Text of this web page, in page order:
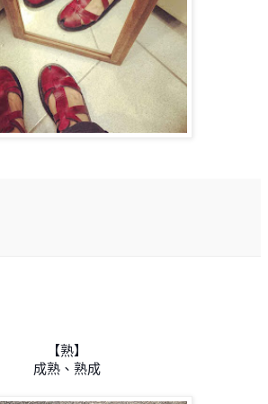
【熟】
成熟、熟成